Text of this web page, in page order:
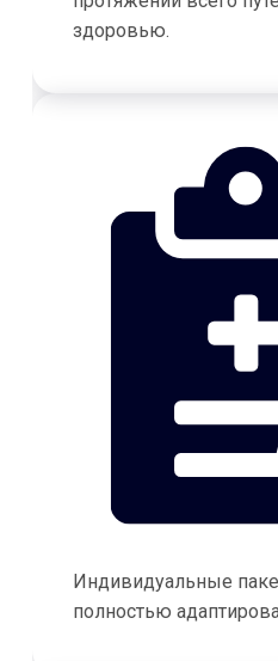
здоровью.
Индивидуальные
полностью